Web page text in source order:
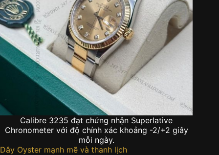
Calibre 3235 đạt chứng nhận Superlative
Chronometer với độ chính xác khoảng -2/+2 giây
mỗi ngày.
Dây Oyster mạnh mẽ và thanh lịch